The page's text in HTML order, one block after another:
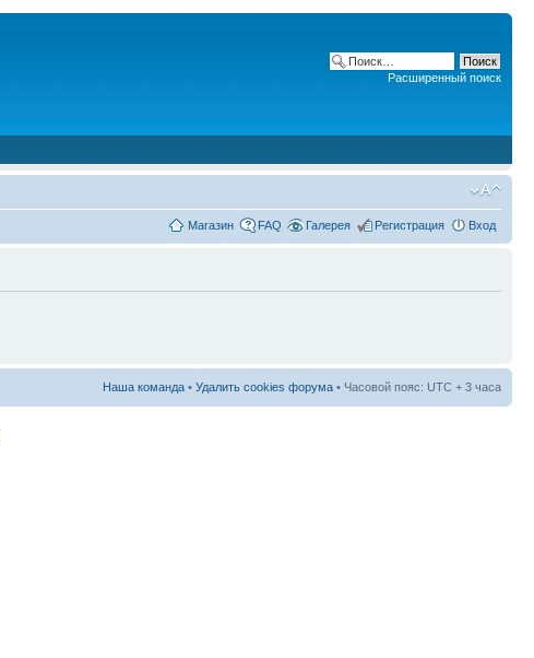
Расширенный поиск
Магазин FAQ Галерея Регистрация Вход
Наша команда • Удалить cookies форума • Часовой пояс: UTC + 3 часа